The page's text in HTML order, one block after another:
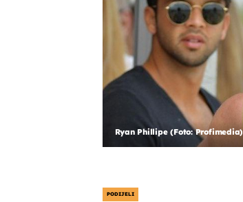
Ryan Phillipe (Foto: Profimedia)
PODIJELI